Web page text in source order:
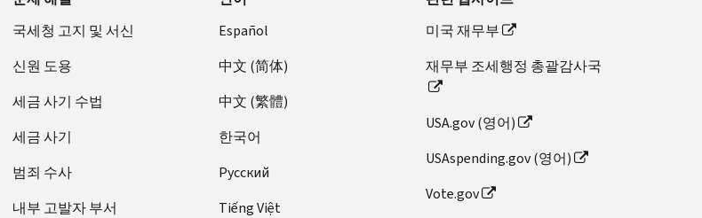
국세청 고지 및 서신
신원 도용
세금 사기 수법
세금 사기
범죄 수사
내부 고발자 부서
Español
中文 (简体)
中文 (繁體)
한국어
Pусский
Tiếng Việt
미국 재무부
재무부 조세행정 총괄감사국
USA.gov (영어)
USAspending.gov (영어)
Vote.gov